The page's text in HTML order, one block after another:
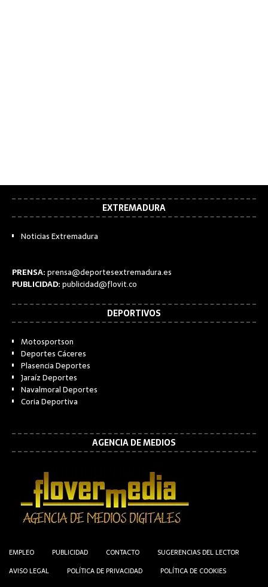
EXTREMADURA
Noticias Extremadura
PRENSA:prensa@deportesextremadura.es
PUBLICIDAD:publicidad@flovit.co
DEPORTIVOS
Motosportson
Deportes Cáceres
Plasencia Deportes
Jaraíz Deportes
Navalmoral Deportes
Coria Deportiva
AGENCIA DE MEDIOS
EMPLEO PUBLICIDAD CONTACTO
SUGERENCIAS DEL LECTOR
AVISO LEGAL
POLÍTICA DE PRIVACIDAD
POLÍTICA DE COOKIES